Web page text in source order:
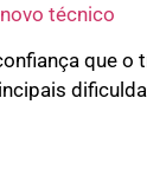
técnico
que